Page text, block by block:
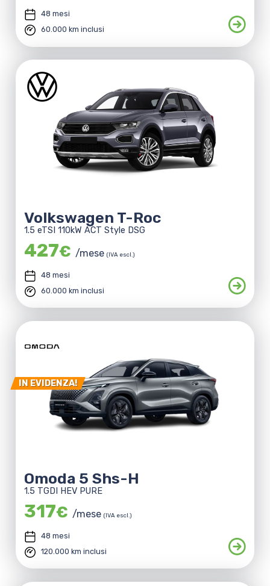
48 mesi
60.000 km inclusi
Volkswagen T-Roc
1.5 eTSI 110kW ACT Style DSG
427€ /mese (IVA escl.)
48 mesi
60.000 km inclusi
IN EVIDENZA!
Omoda 5 Shs-H
1.5 TGDI HEV PURE
317€ /mese (IVA escl.)
48 mesi
120.000 km inclusi